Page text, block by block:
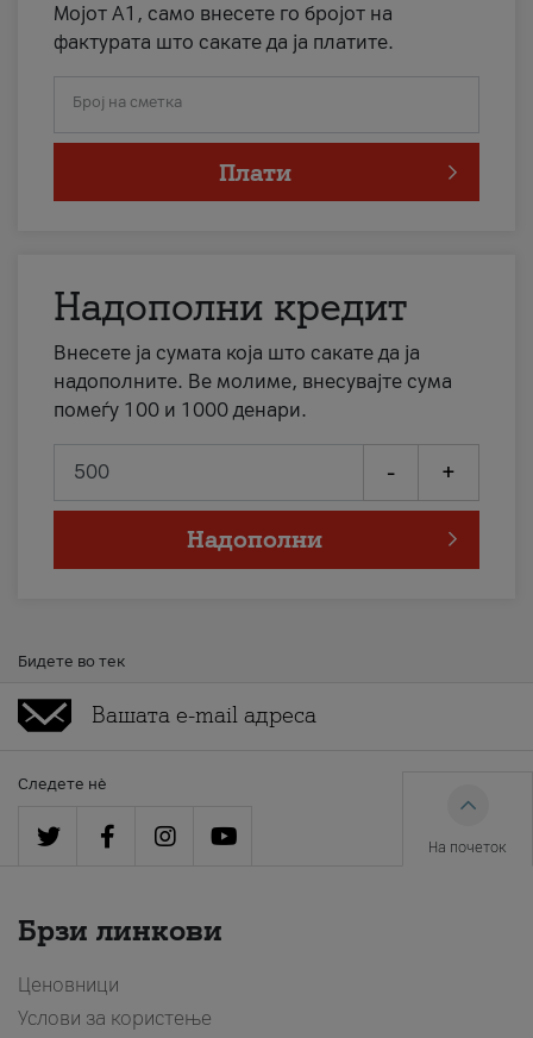
Мојот А1, само внесете го бројот на
фактурата што сакате да ја платите.
Број на сметка
Плати
Надополни кредит
Внесете ја сумата која што сакате да ја
надополните. Ве молиме, внесувајте сума
помеѓу 100 и 1000 денари.
- +
Надополни
Бидете во тек
Следете нè
На почеток
Брзи линкови
Ценовници
Услови за користење